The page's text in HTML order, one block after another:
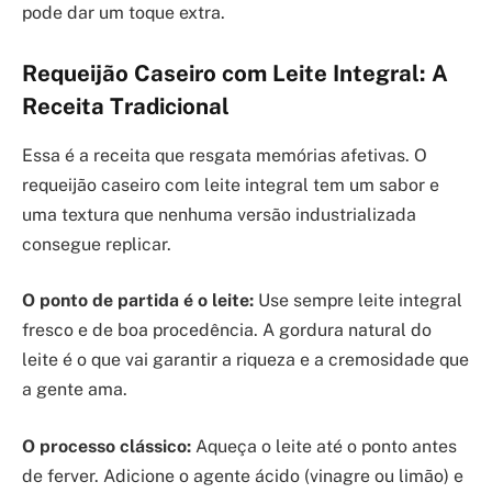
pode dar um toque extra.
Requeijão Caseiro com Leite Integral: A
Receita Tradicional
Essa é a receita que resgata memórias afetivas. O
requeijão caseiro com leite integral tem um sabor e
uma textura que nenhuma versão industrializada
consegue replicar.
O ponto de partida é o leite: Use sempre leite integral
fresco e de boa procedência. A gordura natural do
leite é o que vai garantir a riqueza e a cremosidade que
a gente ama.
O processo clássico: Aqueça o leite até o ponto antes
de ferver. Adicione o agente ácido (vinagre ou limão) e